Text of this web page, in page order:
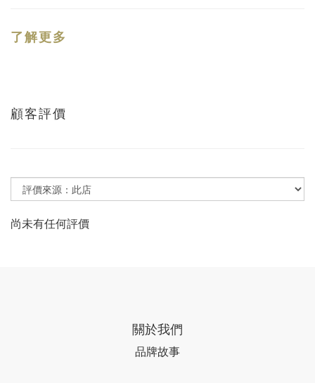
了解更多
顧客評價
尚未有任何評價
關於我們
品牌故事